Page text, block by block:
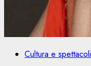
Cultura e spettacoli